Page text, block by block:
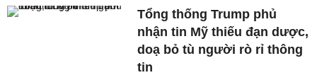
Tổng thống Trump phủ
nhận tin Mỹ thiếu đạn dược,
doạ bỏ tù người rò rỉ thông
tin